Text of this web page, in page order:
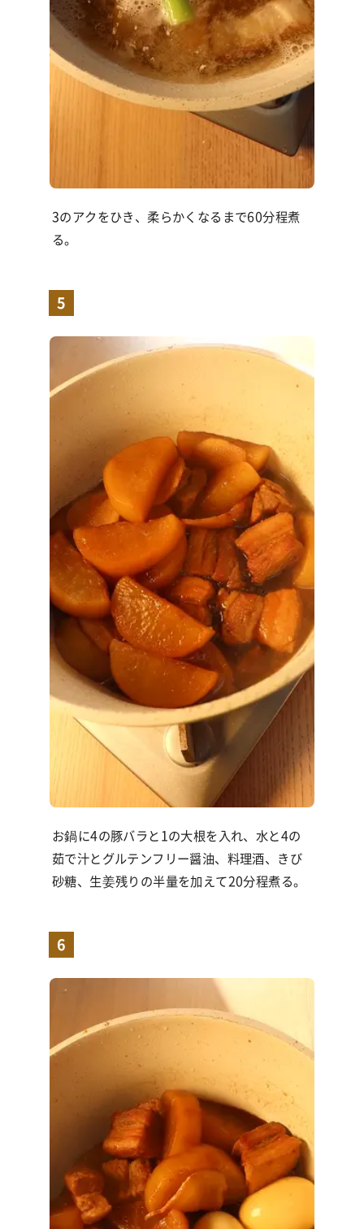
3のアクをひき、柔らかくなるまで60分程煮
る。
5
お鍋に4の豚バラと1の大根を入れ、水と4の
茹で汁とグルテンフリー醤油、料理酒、きび
砂糖、生姜残りの半量を加えて20分程煮る。
6